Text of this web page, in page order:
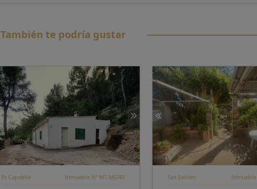
También te podría gustar
Es Capdella Inmueble Nº MT-MJ240 Ses Salines Inmueble